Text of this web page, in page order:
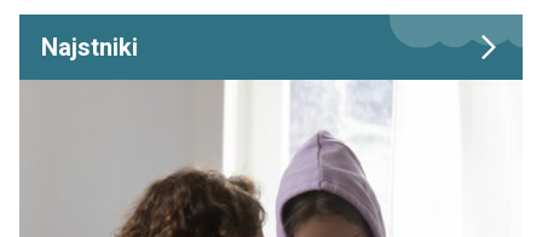
Najstniki